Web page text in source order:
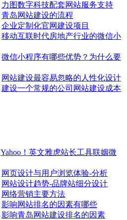
力图数字科技配套网站服务支持
青岛网站建设的流程
企业定制化官网建设项目
移动互联时代房地产行业的微信小
微信小程序有哪些优势？为什么要
网站建设最容易忽略的人性化设计
建设一个常规的公司网站建设成本
Yahoo！英文雅虎站长工具联姻微
网页设计与用户浏览体验-分析
网站设计趋势-品牌站细分设计
网络营销主要方法
影响网站排名的因素有哪些
影响青岛网站建设排名的因素